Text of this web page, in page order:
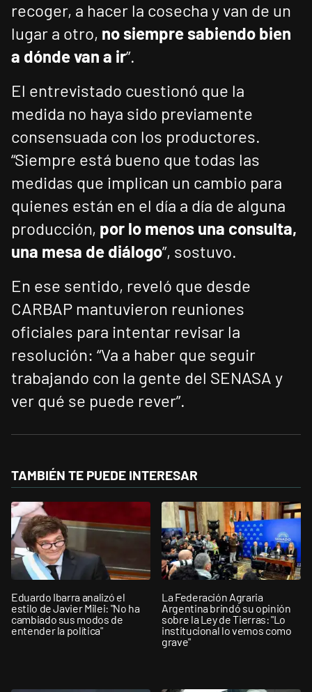
recoger, a hacer la cosecha y van de un
lugar a otro, no siempre sabiendo bien
a dónde van a ir”.
El entrevistado cuestionó que la
medida no haya sido previamente
consensuada con los productores.
“Siempre está bueno que todas las
medidas que implican un cambio para
quienes están en el día a día de alguna
producción, por lo menos una consulta,
una mesa de diálogo”, sostuvo.
En ese sentido, reveló que desde
CARBAP mantuvieron reuniones
oficiales para intentar revisar la
resolución: “Va a haber que seguir
trabajando con la gente del SENASA y
ver qué se puede rever”.
TAMBIÉN TE PUEDE INTERESAR
Eduardo Ibarra analizó el
estilo de Javier Milei: "No ha
cambiado sus modos de
entender la política"
La Federación Agraria
Argentina brindó su opinión
sobre la Ley de Tierras: "Lo
institucional lo vemos como
grave"